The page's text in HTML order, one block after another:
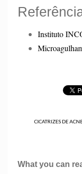
Instituto
CICATRIZES DE
What you can